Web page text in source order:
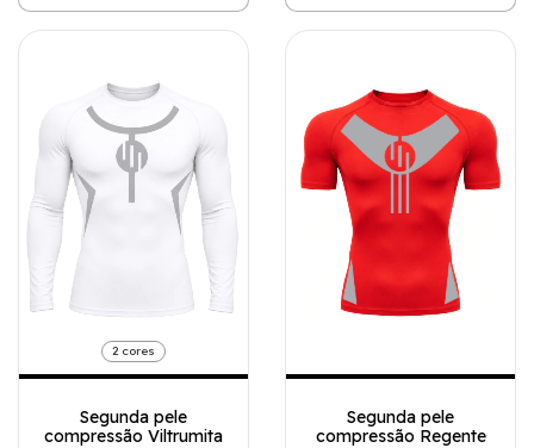
2 cores
Segunda pele
compressão Viltrumita
Segunda pele
compressão Regente